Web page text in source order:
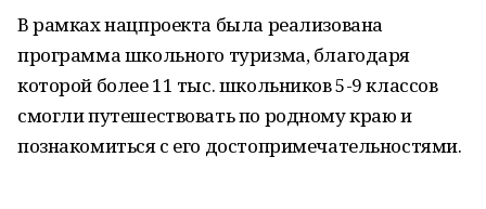
В рамках нацпроекта была реализована
программа школьного туризма, благодаря
которой более 11 тыс. школьников 5-9 классов
смогли путешествовать по родному краю и
познакомиться с его достопримечательностями.